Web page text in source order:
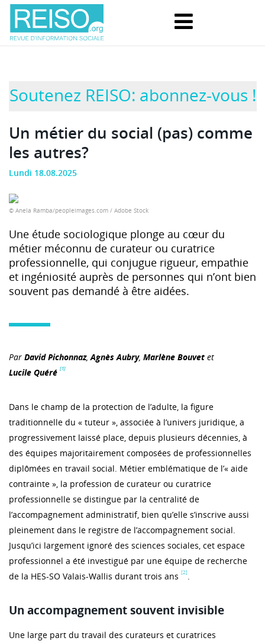
Soutenez REISO: abonnez-vous !
Un métier du social (pas) comme
les autres?
Lundi 18.08.2025
© Anela Ramba/peopleimages.com / Adobe Stock
Une étude sociologique plonge au cœur du
métier méconnu de curateur ou curatrice
professionnelle, qui conjugue rigueur, empathie
et ingéniosité auprès de personnes qui n’ont bien
souvent pas demandé à être aidées.
Par David Pichonnaz,Agnès Aubry, Marlène Bouvet et
Lucile Quéré [1]
Dans le champ de la protection de l’adulte, la figure
traditionnelle du « tuteur », associée à l’univers juridique, a
progressivement laissé place, depuis plusieurs décennies, à
des équipes majoritairement composées de professionnelles
diplômées en travail social. Métier emblématique de l’« aide
contrainte », la profession de curateur ou curatrice
professionnelle se distingue par la centralité de
l’accompagnement administratif, bien qu’elle s’inscrive aussi
pleinement dans le registre de l’accompagnement social.
Jusqu’ici largement ignoré des sciences sociales, cet espace
professionnel a été investigué par une équipe de recherche
de la HES-SO Valais-Wallis durant trois ans [2] .
Un accompagnement souvent invisible
Une large part du travail des curateurs et curatrices